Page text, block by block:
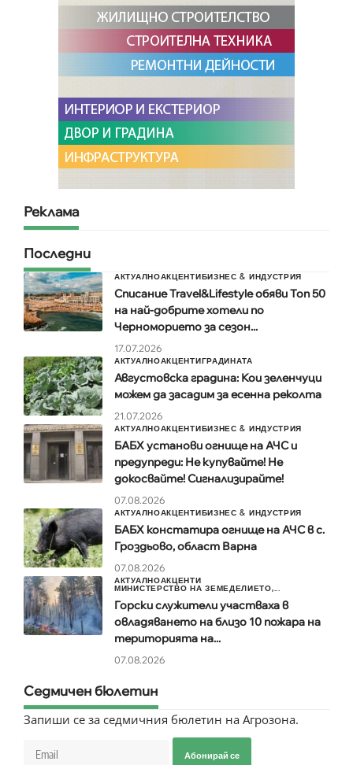
Реклама
Последни
АКТУАЛНОАКЦЕНТИБИЗНЕС & ИНДУСТРИЯ
Списание Travel&Lifestyle обяви Топ 50
на най-добрите хотели по
Черноморието за сезон...
17.07.2026
АКТУАЛНОАКЦЕНТИГРАДИНАТА
Августовска градина: Кои зеленчуци
можем да засадим за есенна реколта
21.07.2026
АКТУАЛНОАКЦЕНТИБИЗНЕС & ИНДУСТРИЯ
БАБХ установи огнище на АЧС и
предупреди: Не купувайте! Не
докосвайте! Сигнализирайте!
07.08.2026
АКТУАЛНОАКЦЕНТИБИЗНЕС & ИНДУСТРИЯ
БАБХ констатира огнище на АЧС в с.
Гроздьово, област Варна
07.08.2026
АКТУАЛНОАКЦЕНТИ
МИНИСТЕРСТВО НА ЗЕМЕДЕЛИЕТО,...
Горски служители участваха в
овладяването на близо 10 пожара на
територията на...
07.08.2026
Седмичен бюлетин
Запиши се за седмичния бюлетин на Агрозона.
Абонирай се